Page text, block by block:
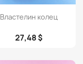
Просмотр
Властелин колец
27,48 $